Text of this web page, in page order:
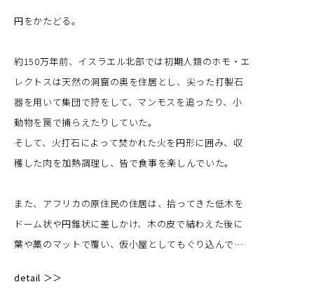
burned by flints, and cooking caught meats.
Also, the indigenous peoples in Africa slipped into
huts with covered a mat made from leaves and straw
tied together with bark, after arranged collected
shrubs into dome-shaped or cone-shaped
structures.
When they migration, they carried skeletal frame of
donkey.
The Icon recognizability starts from CIRCLE.
My first year of kindergarten son draws all animals
定住へと移行し、コミュニティが形成されていく過程
る。
グリッド状に点在する直径1200mmの円形プレート
は、集落の風景を抽象的に擬似化したアウトラインと
して配置。
均質に並ぶ円盤は個々の住まいを示すと同時に、互い
を示唆している。
マテリアルとして用いたラワンの積層合板は、複数の
円をかたどる。
約150万年前、イスラエル北部では初期人類のホモ・エ
レクトスは天然の洞窟の奥を住居とし、尖った打製石
器を用いて集団で狩をして、マンモスを追ったり、小
動物を罠で捕らえたりしていた。
そして、火打石によって焚かれた火を円形に囲み、収
穫した肉を加熱調理し、皆で食事を楽しんでいた。
また、アフリカの原住民の住居は、拾ってきた低木を
ドーム状や円錐状に差しかけ、木の皮で結わえた後に
葉や藁のマットで覆い、仮小屋としてもぐり込んでい
移動時はラクダやロバで小屋の骨組みや所持品、時に
detail ＞＞